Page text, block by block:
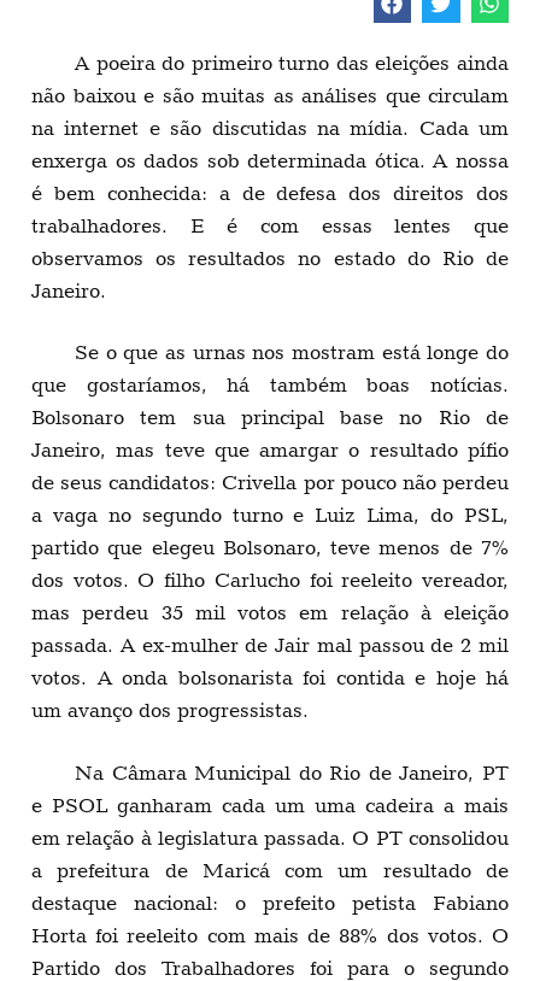
A poeira do primeiro turno das eleições ainda
não baixou e são muitas as análises que circulam
na internet e são discutidas na mídia. Cada um
enxerga os dados sob determinada ótica. A nossa
é bem conhecida: a de defesa dos direitos dos
trabalhadores. E é com essas lentes que
observamos os resultados no estado do Rio de
Janeiro.
Se o que as urnas nos mostram está longe do
que gostaríamos, há também boas notícias.
Bolsonaro tem sua principal base no Rio de
Janeiro, mas teve que amargar o resultado pífio
de seus candidatos: Crivella por pouco não perdeu
a vaga no segundo turno e Luiz Lima, do PSL,
partido que elegeu Bolsonaro, teve menos de 7%
dos votos. O filho Carlucho foi reeleito vereador,
mas perdeu 35 mil votos em relação à eleição
passada. A ex-mulher de Jair mal passou de 2 mil
votos. A onda bolsonarista foi contida e hoje há
um avanço dos progressistas.
Na Câmara Municipal do Rio de Janeiro, PT
e PSOL ganharam cada um uma cadeira a mais
em relação à legislatura passada. O PT consolidou
a prefeitura de Maricá com um resultado de
destaque nacional: o prefeito petista Fabiano
Horta foi reeleito com mais de 88% dos votos. O
Partido dos Trabalhadores foi para o segundo